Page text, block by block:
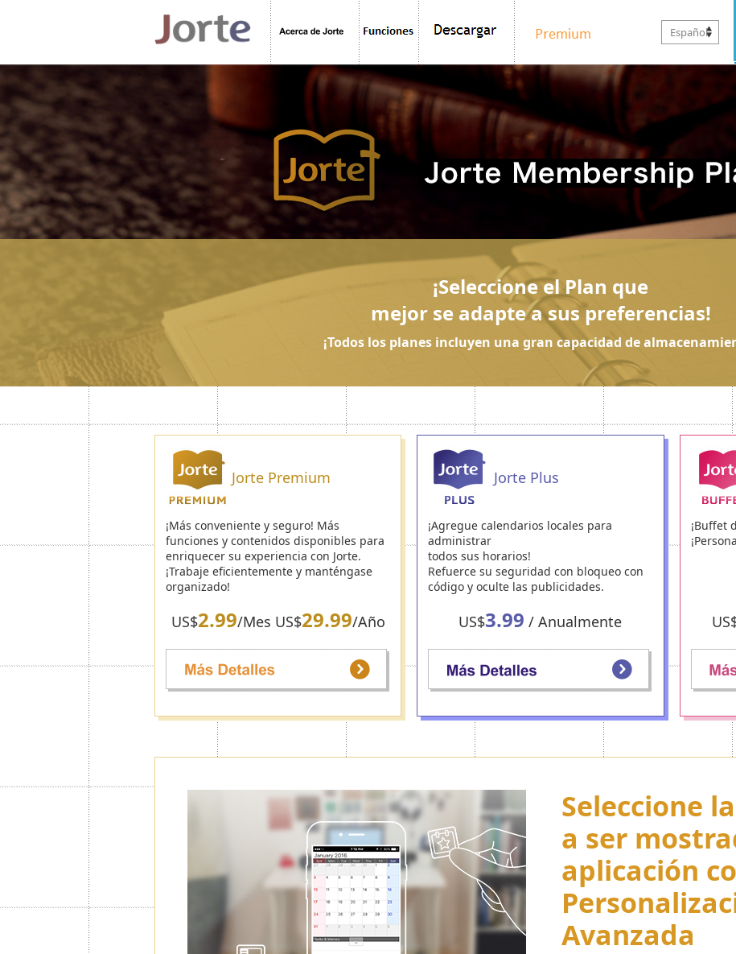
Español
¡Seleccione el Plan que
mejor se adapte a sus preferencias!
¡Todos los planes incluyen una gran capacidad de
Jorte Premium
¡Más conveniente y seguro! Más
funciones y contenidos disponibles para
enriquecer su experiencia con Jorte.
¡Trabaje eficientemente y manténgase
organizado!
US$2.99/Mes US$29.99/Año
Jorte Plus
¡Agregue calendarios locales para
administrar
todos sus horarios!
Refuerce su seguridad con bloqueo con
código y oculte las publicidades.
US$3.99 / Anualmente
¡Buffet
Seleccione
a ser
aplicación
Avanzada
Agregar Calendarios
Adicionales
Con Jorte Premium puede agregar hasta cinco calendarios diferentes
para gestionar tanto sus eventos profesionales como personales e
incluso alternar la visualización de cada calendario.
¡Personalice
calendarios
como mejor
temas Premium.